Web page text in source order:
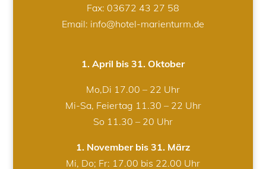
Fax: 03672 43 27 58
Email: info@hotel-marienturm.de
1. April bis 31. Oktober
Mo,Di 17.00 – 22 Uhr
Mi-Sa, Feiertag 11.30 – 22 Uhr
So 11.30 – 20 Uhr
1. November bis 31. März
Mi, Do; Fr: 17.00 bis 22.00 Uhr